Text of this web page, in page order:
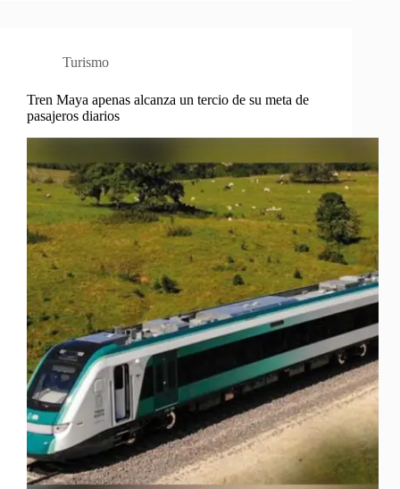
Turismo
Tren Maya apenas alcanza un tercio de su meta de
pasajeros diarios